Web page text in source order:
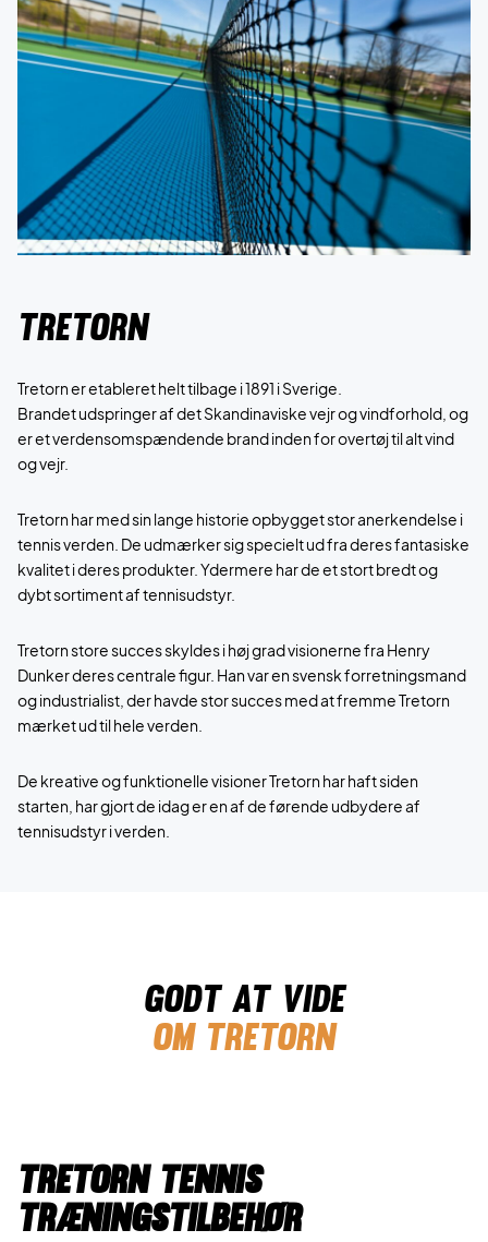
tretorn
Tretorn er etableret helt tilbage i 1891 i Sverige.
Brandet udspringer af det Skandinaviske vejr og vindforhold, og
er et verdensomspændende brand inden for overtøj til alt vind
og vejr.
Tretorn har med sin lange historie opbygget stor anerkendelse i
tennis verden. De udmærker sig specielt ud fra deres fantasiske
kvalitet i deres produkter. Ydermere har de et stort bredt og
dybt sortiment af tennisudstyr.
Tretorn store succes skyldes i høj grad visionerne fra Henry
Dunker deres centrale figur. Han var en svensk forretningsmand
og industrialist, der havde stor succes med at fremme Tretorn
mærket ud til hele verden.
De kreative og funktionelle visioner Tretorn har haft siden
starten, har gjort de idag er en af de førende udbydere af
tennisudstyr i verden.
Godt at vide
Om tretorn
Tretorn Tennis
træningstilbehør